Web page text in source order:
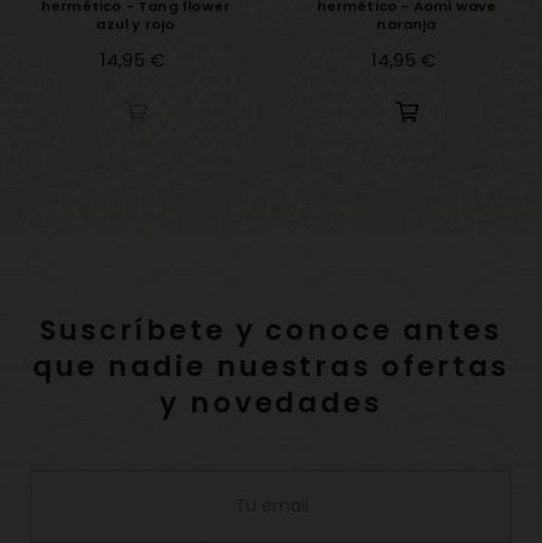
hermético - Tang flower
azul y rojo
Precio
14,95 €
hermético - Aomi wave
naranja
Precio
14,95 €
Suscríbete y conoce antes
que nadie nuestras ofertas
y novedades